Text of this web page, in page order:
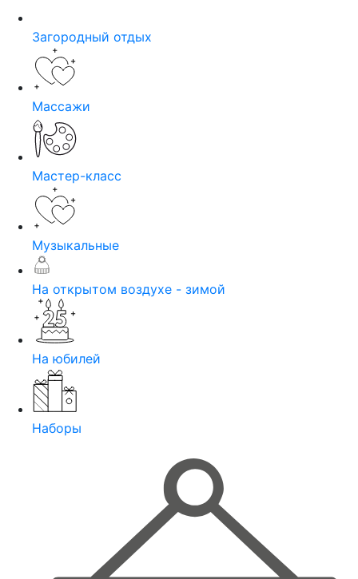
Загородный отдых
Массажи
Мастер-класс
Музыкальные
На открытом воздухе - зимой
На юбилей
Наборы